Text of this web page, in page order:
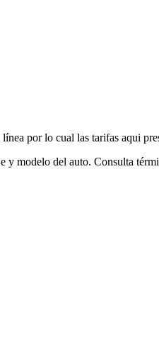
por lo cual las tarifas aqui
y modelo del auto. Consulta